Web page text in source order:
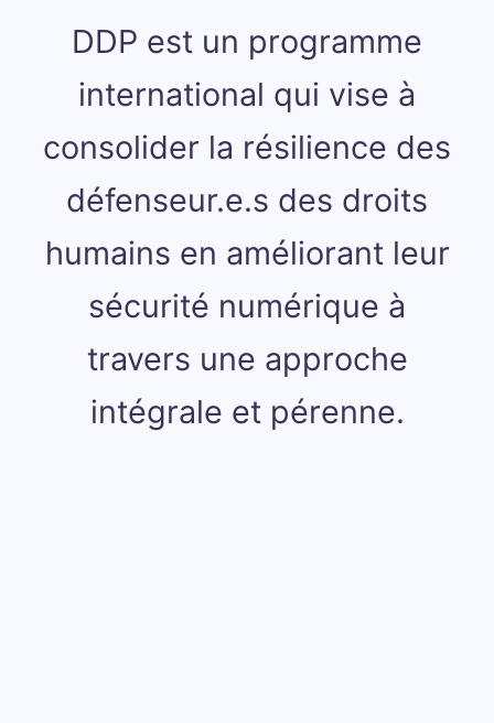
DDP est un programme
international qui vise à
consolider la résilience des
défenseur.e.s des droits
humains en améliorant leur
sécurité numérique à
travers une approche
intégrale et pérenne.